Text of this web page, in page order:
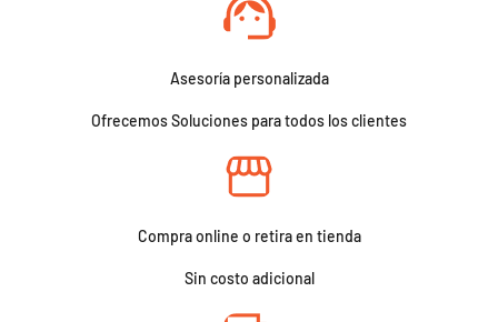
Asesoría personalizada
Ofrecemos Soluciones para todos los clientes
Compra online o retira en tienda
Sin costo adicional